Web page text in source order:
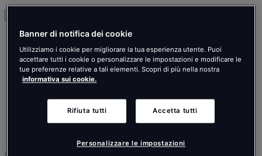
English
Français
Deutsch
Nederlands
Español
Português
Banner di notifica dei cookie
Utilizziamo i cookie per migliorare la tua esperienza utente. Puoi
accettare tutti i cookie o personalizzare le impostazioni e modificare le
tue preferenze relative a tali elementi. Scopri di più nella nostra
informativa sui cookie.
Rifiuta tutti Accetta tutti
Personalizzare le impostazioni